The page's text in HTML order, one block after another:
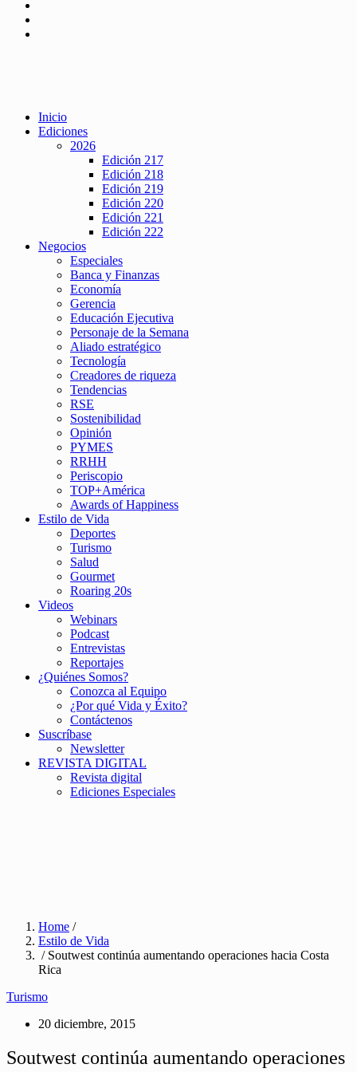
Inicio
Ediciones
2026
Edición 217
Edición 218
Edición 219
Edición 220
Edición 221
Edición 222
Negocios
Especiales
Banca y Finanzas
Economía
Gerencia
Educación Ejecutiva
Personaje de la Semana
Aliado estratégico
Tecnología
Creadores de riqueza
Tendencias
RSE
Sostenibilidad
Opinión
PYMES
RRHH
Periscopio
TOP+América
Awards of Happiness
Estilo de Vida
Deportes
Turismo
Salud
Gourmet
Roaring 20s
Videos
Webinars
Podcast
Entrevistas
Reportajes
¿Quiénes Somos?
Conozca al Equipo
¿Por qué Vida y Éxito?
Contáctenos
Suscríbase
Newsletter
REVISTA DIGITAL
Revista digital
Ediciones Especiales
Home /
Estilo de Vida
/ Soutwest continúa aumentando operaciones hacia Costa
Rica
Turismo
20 diciembre, 2015
Soutwest continúa aumentando operaciones